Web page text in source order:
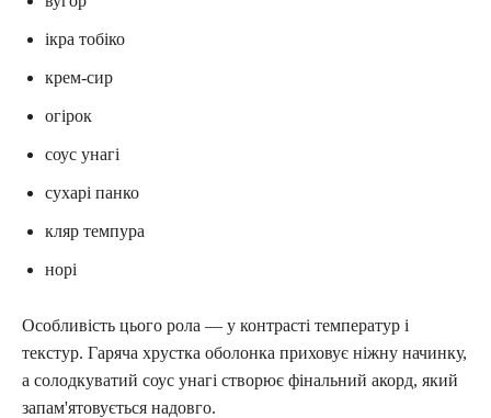
ікра тобіко
крем-сир
огірок
соус унагі
сухарі панко
кляр темпура
норі
Особливість цього рола — у контрасті температур і
текстур. Гаряча хрустка оболонка приховує ніжну начинку,
а солодкуватий соус унагі створює фінальний акорд, який
запам'ятовується надовго.